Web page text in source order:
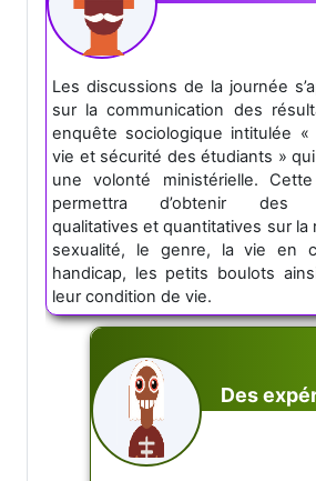
Les discussions de la journée
sur la communication des
enquête sociologique intitulée «
vie et sécurité des étudiants »
une volonté ministérielle.
permettra d’obtenir des
qualitatives et quantitatives sur la
sexualité, le genre, la vie en
handicap, les petits boulots
leur condition de vie.
Des